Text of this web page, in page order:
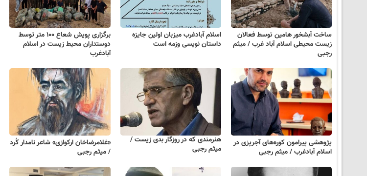
ساخت آبشخور هامین توسط فعالان
زیست محیطی اسلام آباد غرب / میثم
رجبی
اسلام آبادغرب میزبان اولین جایزه
داستان نویسی وزمه است
برگزاری پویش شعاع ۱۰۰ متر توسط
دوستداران محیط زیست در اسلام
آبادغرب
پژوهشی پیرامون کوره‌های آجرپزی در
اسلام آبادغرب / میثم رجبی
هنرمندی که در روزگار بدی زیست /
میثم رجبی
«غلامرضاخان ارکوازی» شاعر نامدار کُرد
/ میثم رجبی